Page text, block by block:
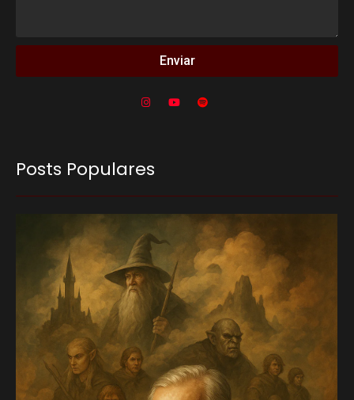
Enviar
Posts Populares